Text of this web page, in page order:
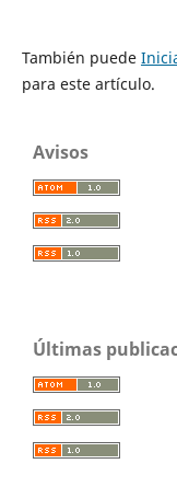
También puede
para este artículo.
Avisos
Últimas